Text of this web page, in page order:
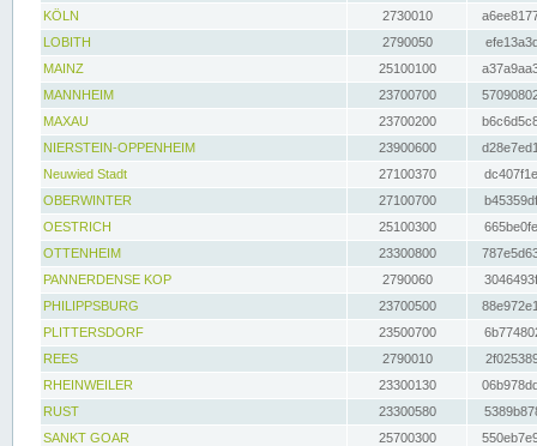
KÖLN
2730010
LOBITH
2790050
MAINZ
25100100
MANNHEIM
23700700
MAXAU
23700200
NIERSTEIN-OPPENHEIM
23900600
Neuwied Stadt
27100370
OBERWINTER
27100700
OESTRICH
25100300
OTTENHEIM
23300800
PANNERDENSE KOP
2790060
PHILIPPSBURG
23700500
PLITTERSDORF
23500700
REES
2790010
RHEINWEILER
23300130
RUST
23300580
SANKT GOAR
25700300